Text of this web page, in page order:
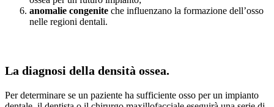
anomalie congenite che influenzano la formazione dell’osso
nelle regioni dentali.
La diagnosi della densità ossea.
Per determinare se un paziente ha sufficiente osso per un impianto